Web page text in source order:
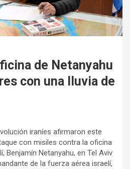
de Netanyahu
con una lluvia de
iraníes afirmaron este
con misiles contra la oficina
Benjamín Netanyahu, en Tel Aviv
de la fuerza aérea israelí,